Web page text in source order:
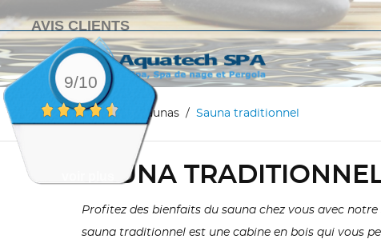
Accueil Saunas Sauna traditionnel
SAUNA
Profitez des bienfaits du sauna chez vous avec
sauna traditionnel est une cabine en bois qui vous
AVIS CLIENTS
9/10